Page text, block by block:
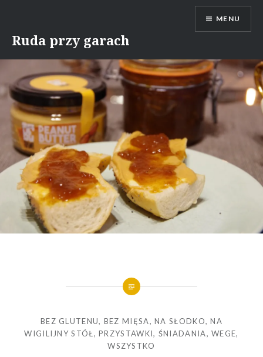
content
Ruda przy garach
MENU
BEZ GLUTENU, BEZ MIĘSA,NA SŁODKO,NA
WIGILIJNY STÓŁ ,PRZYSTAWKI, ŚNIADANIA,WEGE,
WSZYSTKO